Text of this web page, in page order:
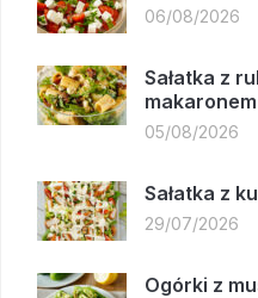
06/08/2026
Sałatka z
makaronem
05/08/2026
Sałatka z
29/07/2026
Ogórki z